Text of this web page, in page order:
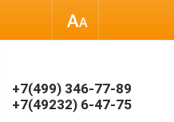
Размер шрифта
+7(499) 346-77-89
+7(49232) 6-47-75